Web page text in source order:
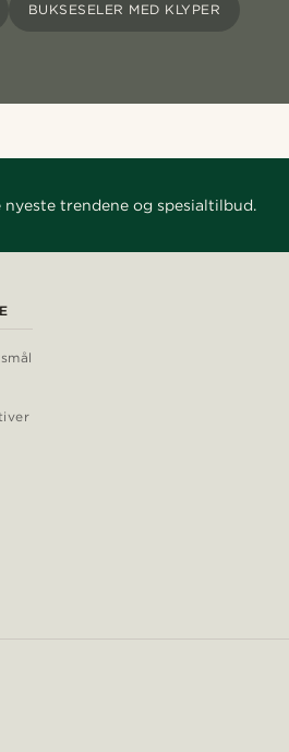
BUKSESELER MED KLYPER
trendene og spesialtilbud.